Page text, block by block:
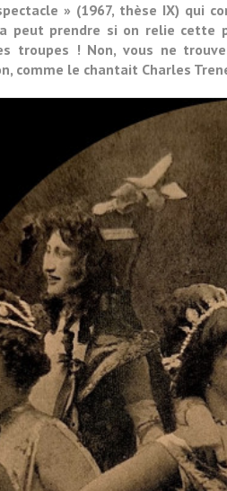
» (1967, thèse IX) qui
peut prendre si on relie cette
troupes ! Non, vous ne
comme le chantait Charles